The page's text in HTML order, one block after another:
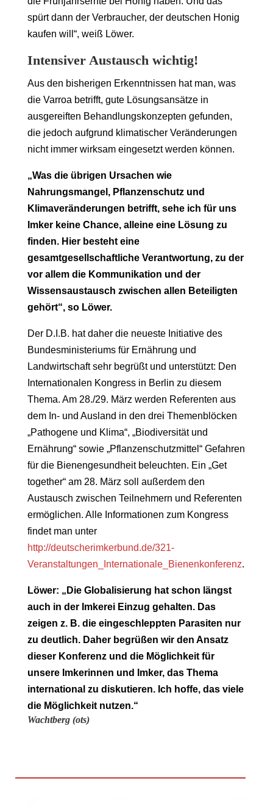
spürt dann der Verbraucher, der deutschen Honig
kaufen will“, weiß Löwer.
Intensiver Austausch wichtig!
Aus den bisherigen Erkenntnissen hat man, was
die Varroa betrifft, gute Lösungsansätze in
ausgereiften Behandlungskonzepten gefunden,
die jedoch aufgrund klimatischer Veränderungen
nicht immer wirksam eingesetzt werden können.
„Was die übrigen Ursachen wie
Nahrungsmangel, Pflanzenschutz und
Klimaveränderungen betrifft, sehe ich für uns
Imker keine Chance, alleine eine Lösung zu
finden. Hier besteht eine
gesamtgesellschaftliche Verantwortung, zu der
vor allem die Kommunikation und der
Wissensaustausch zwischen allen Beteiligten
gehört“, so Löwer.
Der D.I.B. hat daher die neueste Initiative des
Bundesministeriums für Ernährung und
Landwirtschaft sehr begrüßt und unterstützt: Den
Internationalen Kongress in Berlin zu diesem
Thema. Am 28./29. März werden Referenten aus
dem In- und Ausland in den drei Themenblöcken
„Pathogene und Klima“, „Biodiversität und
Ernährung“ sowie „Pflanzenschutzmittel“ Gefahren
für die Bienengesundheit beleuchten. Ein „Get
together“ am 28. März soll außerdem den
Austausch zwischen Teilnehmern und Referenten
ermöglichen. Alle Informationen zum Kongress
findet man unter
http://deutscherimkerbund.de/321-
Veranstaltungen_Internationale_Bienenkonferenz.
Löwer: „Die Globalisierung hat schon längst
auch in der Imkerei Einzug gehalten. Das
zeigen z. B. die eingeschleppten Parasiten nur
zu deutlich. Daher begrüßen wir den Ansatz
dieser Konferenz und die Möglichkeit für
unsere Imkerinnen und Imker, das Thema
international zu diskutieren. Ich hoffe, das viele
die Möglichkeit nutzen.“
Wachtberg (ots)